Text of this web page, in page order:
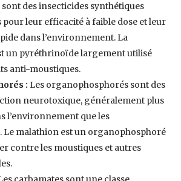
des insecticides synthétiques
pour leur efficacité à faible dose et leur
dans l’environnement. La
un pyréthrinoïde largement utilisé
anti-moustiques.
: Les organophosphorés sont des
neurotoxique, généralement plus
l’environnement que les
malathion est un organophosphoré
contre les moustiques et autres